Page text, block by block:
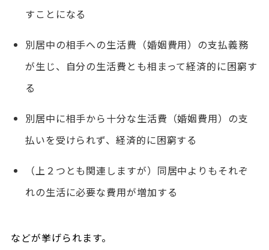
すことになる
別居中の相手への生活費（婚姻費用）の支払義務
が生じ、自分の生活費とも相まって経済的に困窮す
る
別居中に相手から十分な生活費（婚姻費用）の支
払いを受けられず、経済的に困窮する
（上２つとも関連しますが）同居中よりもそれぞ
れの生活に必要な費用が増加する
などが挙げられます。